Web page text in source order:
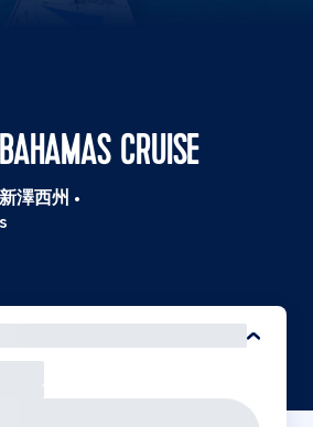
CRUISE
澤西州 •